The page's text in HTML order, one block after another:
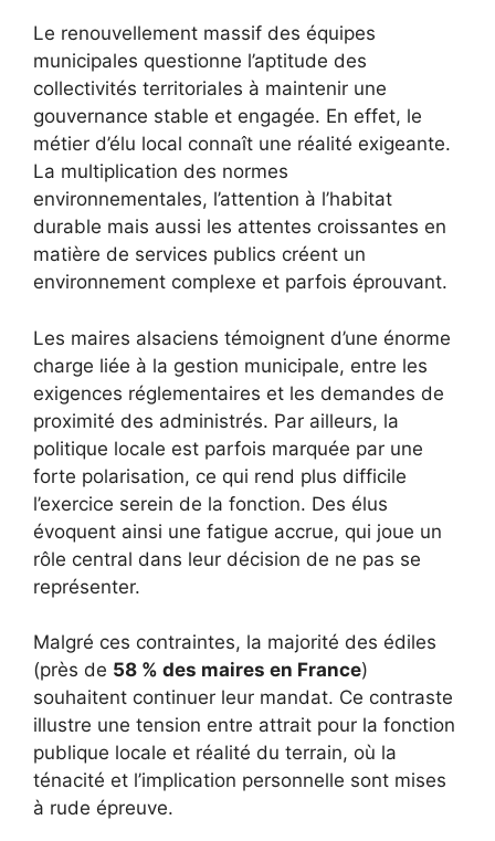
Le renouvellement massif des équipes
municipales questionne l’aptitude des
collectivités territoriales à maintenir une
gouvernance stable et engagée. En effet, le
métier d’élu local connaît une réalité exigeante.
La multiplication des normes
environnementales, l’attention à l’habitat
durable mais aussi les attentes croissantes en
matière de services publics créent un
environnement complexe et parfois éprouvant.
Les maires alsaciens témoignent d’une énorme
charge liée à la gestion municipale, entre les
exigences réglementaires et les demandes de
proximité des administrés. Par ailleurs, la
politique locale est parfois marquée par une
forte polarisation, ce qui rend plus difficile
l’exercice serein de la fonction. Des élus
évoquent ainsi une fatigue accrue, qui joue un
rôle central dans leur décision de ne pas se
représenter.
Malgré ces contraintes, la majorité des édiles
(près de 58 % des maires en France)
souhaitent continuer leur mandat. Ce contraste
illustre une tension entre attrait pour la fonction
publique locale et réalité du terrain, où la
ténacité et l’implication personnelle sont mises
à rude épreuve.